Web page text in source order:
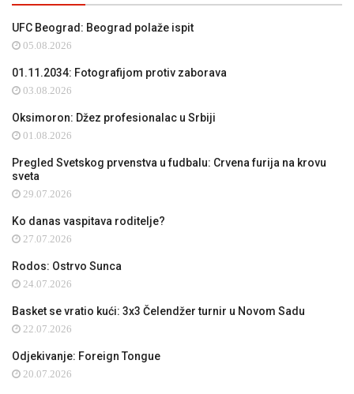
UFC Beograd: Beograd polaže ispit
05.08.2026
01.11.2034: Fotografijom protiv zaborava
03.08.2026
Oksimoron: Džez profesionalac u Srbiji
01.08.2026
Pregled Svetskog prvenstva u fudbalu: Crvena furija na krovu
sveta
29.07.2026
Ko danas vaspitava roditelje?
27.07.2026
Rodos: Ostrvo Sunca
24.07.2026
Basket se vratio kući: 3x3 Čelendžer turnir u Novom Sadu
22.07.2026
Odjekivanje: Foreign Tongue
20.07.2026